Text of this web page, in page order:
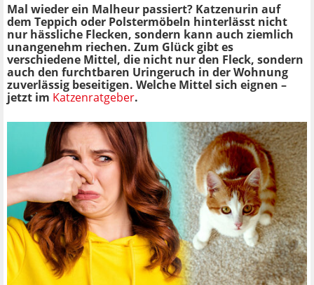
Mal wieder ein Malheur passiert? Katzenurin auf
dem Teppich oder Polstermöbeln hinterlässt nicht
nur hässliche Flecken, sondern kann auch ziemlich
unangenehm riechen. Zum Glück gibt es
verschiedene Mittel, die nicht nur den Fleck, sondern
auch den furchtbaren Uringeruch in der Wohnung
zuverlässig beseitigen. Welche Mittel sich eignen –
jetzt im Katzenratgeber.